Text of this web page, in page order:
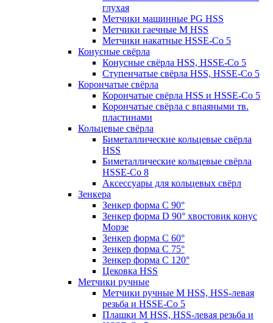
глухая
Метчики машинные PG HSS
Метчики гаечные M HSS
Метчики накатные HSSE-Co 5
Конусные свёрла
Конусные свёрла HSS, HSSE-Co 5
Ступенчатые свёрла HSS, HSSE-Co 5
Корончатые свёрла
Корончатые свёрла HSS и HSSE-Co 5
Корончатые свёрла с впаяными тв.
пластинами
Кольцевые свёрла
Биметаллические кольцевые свёрла
HSS
Биметаллические кольцевые свёрла
HSSE-Co 8
Аксессуары для кольцевых свёрл
Зенкера
Зенкер форма С 90°
Зенкер форма D 90° хвостовик конус
Морзе
Зенкер форма С 60°
Зенкер форма С 75°
Зенкер форма С 120°
Цековка HSS
Метчики ручные
Метчики ручные M HSS, HSS-левая
резьба и HSSE-Co 5
Плашки M HSS, HSS-левая резьба и